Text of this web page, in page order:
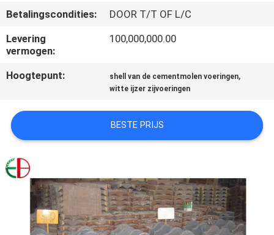
OM
EEN
SITEMAP
PRIVACYBELEID
Betalingscondities:
DOOR T/T OF L/C
Levering
vermogen:
100,000,000.00
Hoogtepunt: shell van de cementmolen voeringen,
witte ijzer zijvoeringen
BESTE PRIJS